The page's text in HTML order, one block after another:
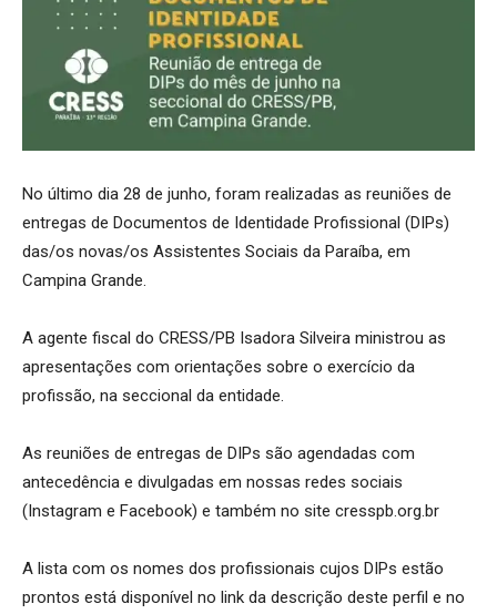
No último dia 28 de junho, foram realizadas as reuniões de
entregas de Documentos de Identidade Profissional (DIPs)
das/os novas/os Assistentes Sociais da Paraíba, em
Campina Grande.
A agente fiscal do CRESS/PB Isadora Silveira ministrou as
apresentações com orientações sobre o exercício da
profissão, na seccional da entidade.
As reuniões de entregas de DIPs são agendadas com
antecedência e divulgadas em nossas redes sociais
(Instagram e Facebook) e também no site cresspb.org.br
A lista com os nomes dos profissionais cujos DIPs estão
prontos está disponível no link da descrição deste perfil e no